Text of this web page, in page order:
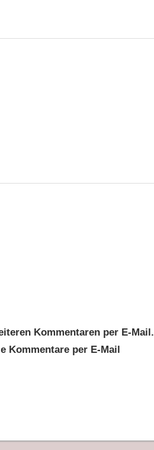
Kommentaren per E-Mail.
Kommentare per E-Mail